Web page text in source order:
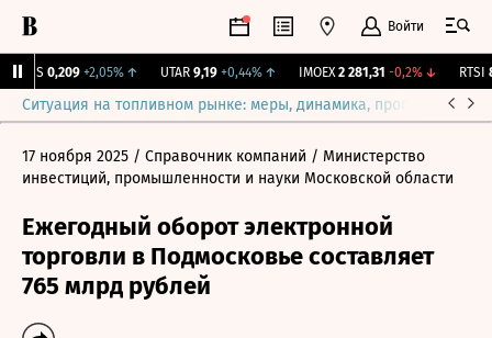
Войти
0,209 +2,05%↑ UTAR 9,19 +0,44%↑ IMOEX 2 281,31 -0,2%↓ RTSI
Ситуация на топливном рынке: меры, динамика, прогнозы
17 ноября 2025 / Справочник компаний / Министерство
инвестиций, промышленности и науки Московской области
Ежегодный оборот электронной
торговли в Подмосковье составляет
765 млрд рублей